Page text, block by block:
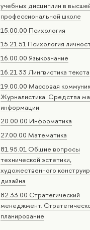
учебных дисциплин в
профессиональной школе
15.00.00 Психология
15.21.51 Психология
16.00.00 Языкознание
16.21.33 Лингвистика текста
19.00.00 Массовая
Журналистика. Средства
информации
20.00.00 Информатика
27.00.00 Математика
81.95.01 Общие вопросы
технической эстетики,
художественного
дизайна
82.33.00 Стратегический
менеджмент.
планирование